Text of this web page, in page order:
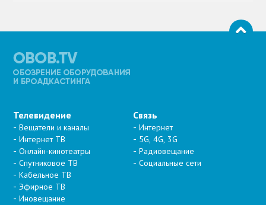
Телевидение
Вещатели и каналы
Интернет ТВ
Онлайн-кинотеатры
Спутниковое ТВ
Кабельное ТВ
Эфирное ТВ
Иновещание
Связь
Интернет
5G, 4G, 3G
Радиовещание
Социальные сети